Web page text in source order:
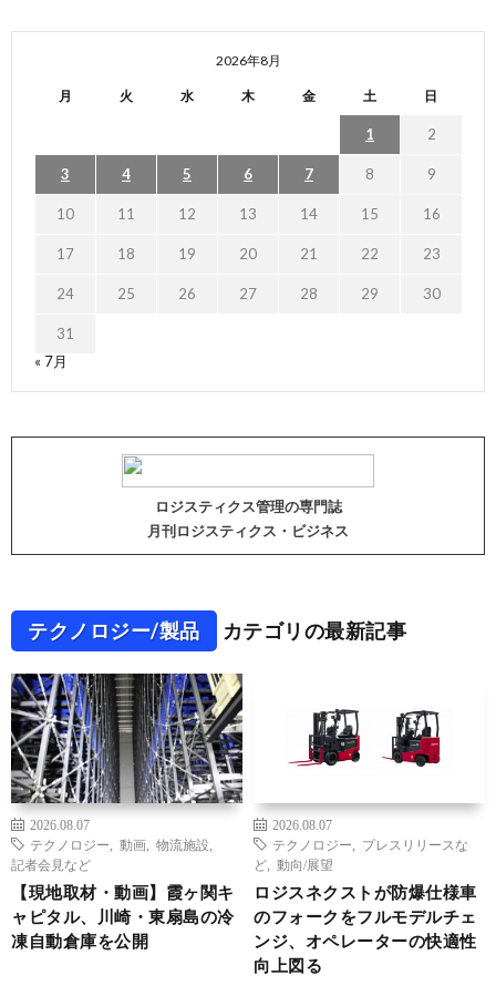
2026年8月
月 火 水 木 金 土 日
1 2
3 4 5 6 7 8 9
10 11 12 13 14 15 16
17 18 19 20 21 22 23
24 25 26 27 28 29 30
31
« 7月
ロジスティクス管理の専門誌
月刊ロジスティクス・ビジネス
テクノロジー/製品 カテゴリの最新記事
2026.08.07
テクノロジー
動画 物流施設
記者会見など
【現地取材・動画】霞ヶ関キ
ャピタル、川崎・東扇島の冷
凍自動倉庫を公開
2026.08.07
テクノロジー
プレスリリースな
ど
動向/展望
ロジスネクストが防爆仕様車
のフォークをフルモデルチェ
ンジ、オペレーターの快適性
向上図る